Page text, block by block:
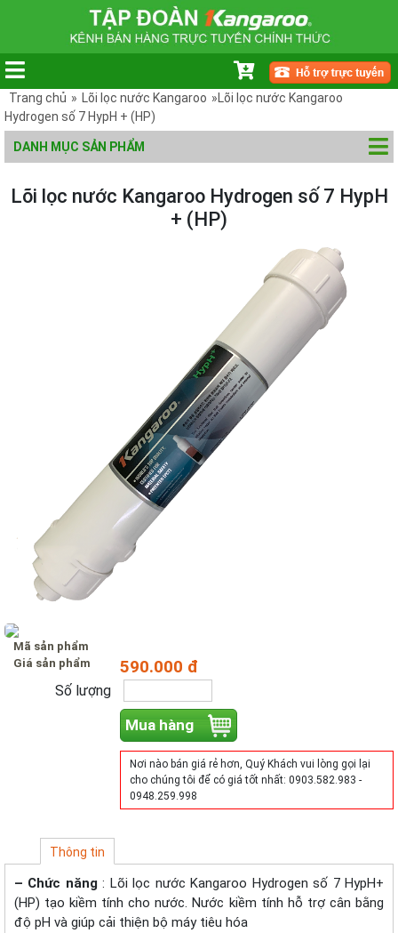
Trang chủ » Lõi lọc nước Kangaroo »Lõi lọc nước Kangaroo
Hydrogen số 7 HypH + (HP)
DANH MỤC SẢN PHẨM
Lõi lọc nước Kangaroo Hydrogen số 7 HypH
+ (HP)
Mã sản phẩm
Giá sản phẩm
590.000 đ
Số lượng
Mua hàng
Nơi nào bán giá rẻ hơn, Quý Khách vui lòng gọi lại
cho chúng tôi để có giá tốt nhất: 0903.582.983 -
0948.259.998
Thông tin
– Chức năng: Lõi lọc nước Kangaroo Hydrogen số 7 HypH+
(HP) tạo kiềm tính cho nước. Nước kiềm tính hỗ trợ cân bằng
độ pH và giúp cải thiện bộ máy tiêu hóa